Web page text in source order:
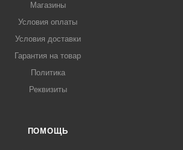
Магазины
Условия оплаты
Условия доставки
Гарантия на товар
Политика
Реквизиты
ПОМОЩЬ